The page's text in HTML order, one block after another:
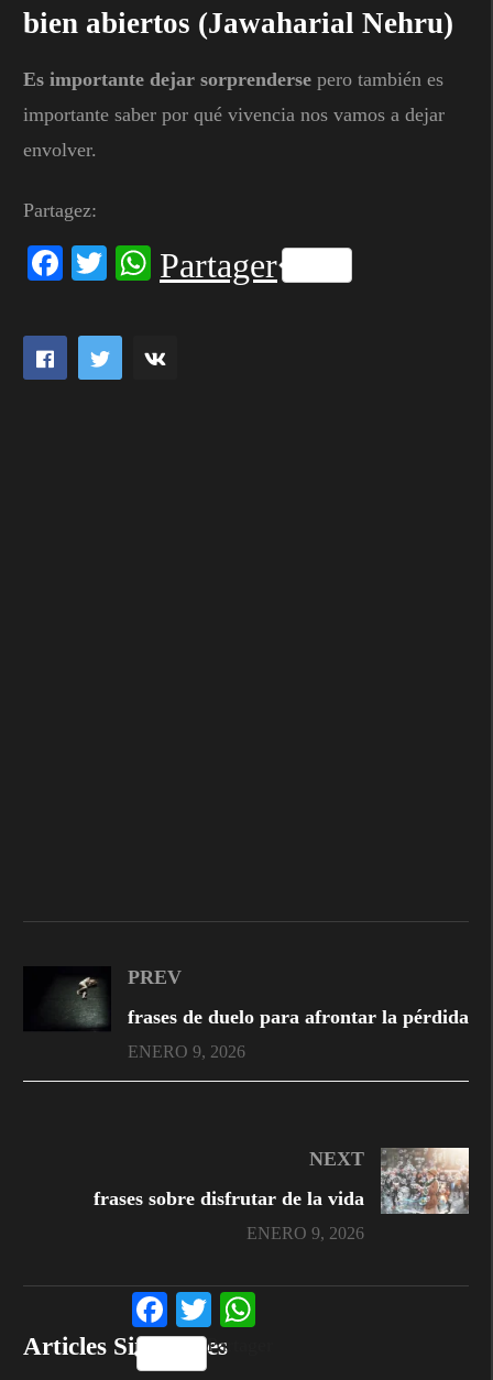
bien abiertos (Jawaharial Nehru)
Es importante dejar sorprenderse pero también es
importante saber por qué vivencia nos vamos a dejar
envolver.
Partagez:
Facebook
Twitter
WhatsApp
Partager
PREV
frases de duelo para afrontar la pérdida
ENERO 9, 2026
NEXT
frases sobre disfrutar de la vida
ENERO 9, 2026
Articles Simulaires
Facebook
Twitter
Partager